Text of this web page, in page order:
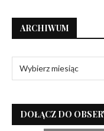
ARCHIWUM
DOŁĄCZ DO